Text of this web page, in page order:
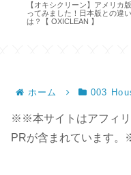
【作り方】ブックカバーの基
な作り方と応用【型紙／布製し
り付きカバー／文庫本カバー／
ホーム 003
※※本サイトはアフィリ
PRが含まれています